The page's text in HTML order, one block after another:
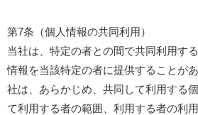
第7条（個人情報の共同利用）
当社は、特定の者との間で共同利用す
情報を当該特定の者に提供することが
社は、あらかじめ、共同して利用する
て利用する者の範囲、利用する者の利